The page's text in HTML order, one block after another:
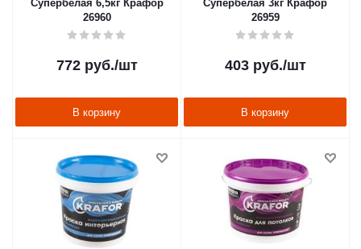
Супербелая 6,5кг Крафор
26960
772руб./шт
В корзину
Супербелая 3кг Крафор
26959
403руб./шт
В корзину